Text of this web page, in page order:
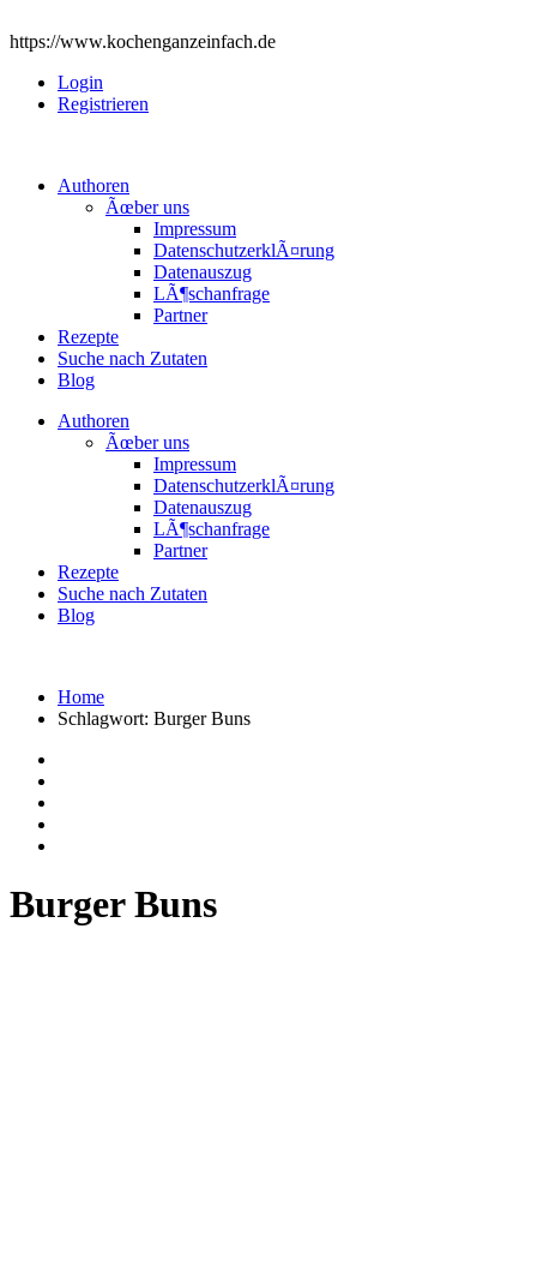
https://www.kochenganzeinfach.de
Login
Registrieren
Authoren
Ãœber uns
Impressum
DatenschutzerklÃ¤rung
Datenauszug
LÃ¶schanfrage
Partner
Rezepte
Suche nach Zutaten
Blog
Authoren
Ãœber uns
Impressum
DatenschutzerklÃ¤rung
Datenauszug
LÃ¶schanfrage
Partner
Rezepte
Suche nach Zutaten
Blog
Home
Schlagwort: Burger Buns
Burger Buns